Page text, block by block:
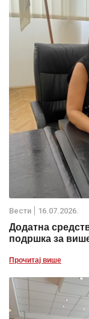
Вести 16.07.2026.
Додатна
подршка за
Прочитај више